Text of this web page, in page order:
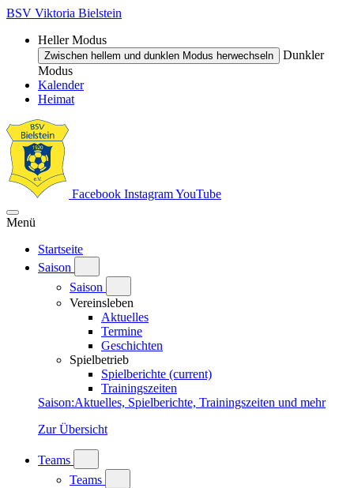
BSV Viktoria Bielstein
Heller Modus
Zwischen hellem und dunklen Modus herwechseln
Dunkler
Modus
Kalender
Heimat
Facebook InstagramYouTube
Menü
Startseite
Saison
Saison
Vereinsleben
Aktuelles
Termine
Geschichten
Spielbetrieb
Spielberichte (current)
Trainingszeiten
Saison:Aktuelles, Spielberichte, Trainingszeiten und mehr
Zur Übersicht
Teams
Teams